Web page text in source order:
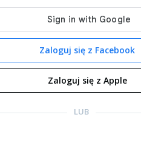
Zaloguj się z Facebook
Zaloguj się z Apple
LUB